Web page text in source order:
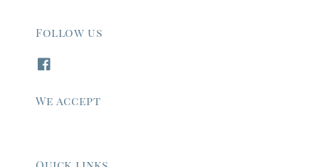
Follow us
We accept